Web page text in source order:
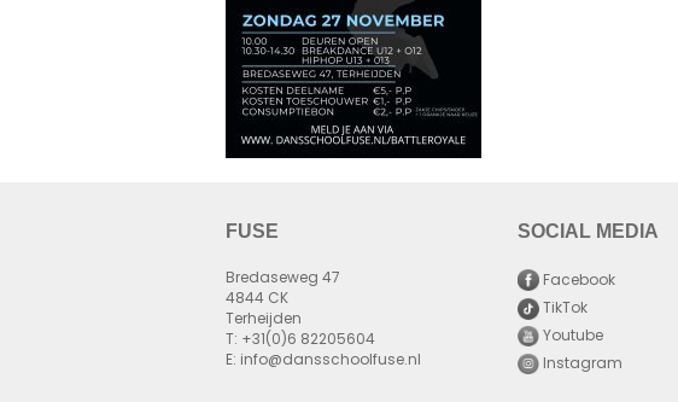
FUSE
Bredaseweg 47
4844 CK
Terheijden
T: +31(0)6 82205604
E: info@dansschoolfuse.nl
SOCIAL MEDIA
Facebook
TikTok
Youtube
Instagram